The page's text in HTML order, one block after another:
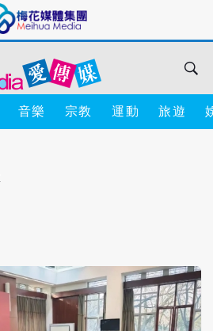
音樂 宗教 運動 旅遊